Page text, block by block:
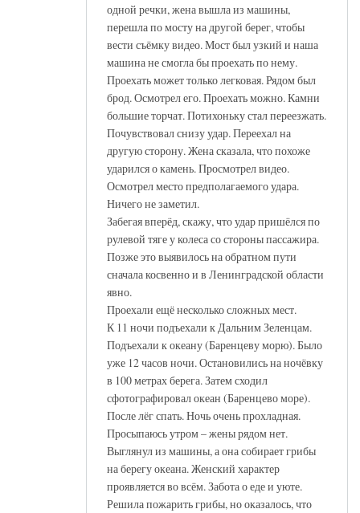
одной речки, жена вышла из машины,
перешла по мосту на другой берег, чтобы
вести съёмку видео. Мост был узкий и наша
машина не смогла бы проехать по нему.
Проехать может только легковая. Рядом был
брод. Осмотрел его. Проехать можно. Камни
большие торчат. Потихоньку стал переезжать.
Почувствовал снизу удар. Переехал на
другую сторону. Жена сказала, что похоже
ударился о камень. Просмотрел видео.
Осмотрел место предполагаемого удара.
Ничего не заметил.
Забегая вперёд, скажу, что удар пришёлся по
рулевой тяге у колеса со стороны пассажира.
Позже это выявилось на обратном пути
сначала косвенно и в Ленинградской области
явно.
Проехали ещё несколько сложных мест.
К 11 ночи подъехали к Дальним Зеленцам.
Подъехали к океану (Баренцеву морю). Было
уже 12 часов ночи. Остановились на ночёвку
в 100 метрах берега. Затем сходил
сфотографировал океан (Баренцево море).
После лёг спать. Ночь очень прохладная.
Просыпаюсь утром – жены рядом нет.
Выглянул из машины, а она собирает грибы
на берегу океана. Женский характер
проявляется во всём. Забота о еде и уюте.
Решила пожарить грибы, но оказалось, что